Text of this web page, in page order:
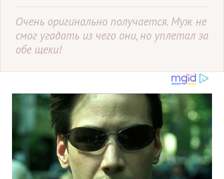
Очень оригинально получается. Муж не
смог угадать из чего они, но уплетал за
обе щеки!